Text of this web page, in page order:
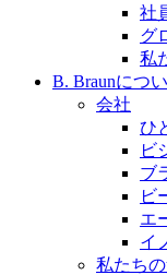
製品ポートフ
こちらの製
膝関節の構造
身体の中で
採用情報
ビー・ブラ
社
グ
私
B. Braunにつ
会社
ひ
ビ
ブ
ビ
エ
イ
私たち